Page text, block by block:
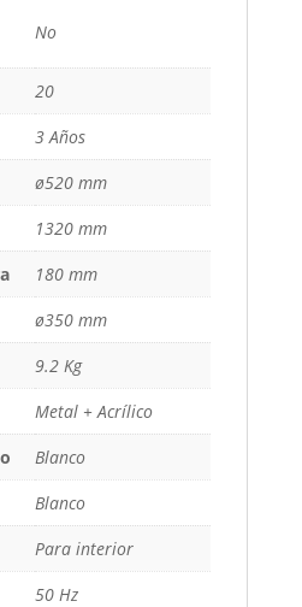
No
20
3 Años
ø520 mm
1320 mm
180 mm
ø350 mm
9.2 Kg
Metal + Acrílico
Blanco
Blanco
Para interior
50 Hz